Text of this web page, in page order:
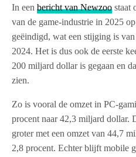
In eenbericht van Newzoo staat
van de game-industrie in 2025
geëindigd, wat een stijging is
2024. Het is dus ook de eerste
200 miljard dollar is gegaan en
zien.
Zo is vooral de omzet in PC-
procent naar 42,3 miljard dollar.
groter met een omzet van 44,7
2,8 procent. Echter blijft mobile